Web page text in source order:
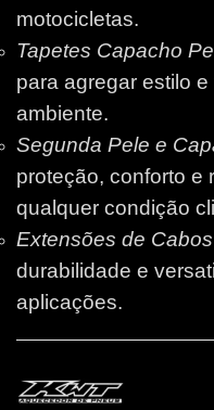
motocicletas.
Tapetes Capacho
para agregar estilo
ambiente.
Segunda Pele e
proteção, conforto e
qualquer condição
Extensões de Cabos
durabilidade e
aplicações.